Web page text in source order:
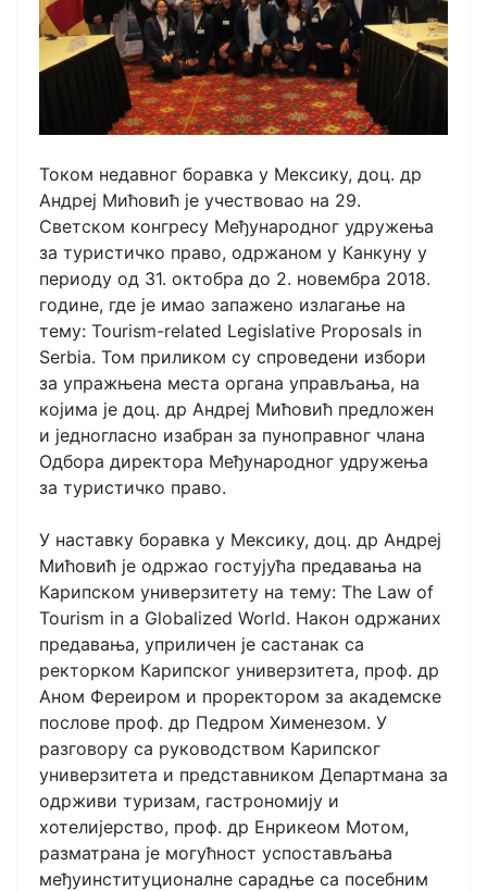
Током недавног боравка у Мексику, доц. др
Андреј Мићовић је учествовао на 29.
Светском конгресу Међународног удружења
за туристичко право, одржаном у Канкуну у
периоду од 31. октобра до 2. новембра 2018.
године, где је имао запажено излагање на
тему: Tourism-related Legislative Proposals in
Serbia. Том приликом су спроведени избори
за упражњена места органа управљања, на
којима је доц. др Андреј Мићовић предложен
и једногласно изабран за пуноправног члана
Одбора директора Међународног удружења
за туристичко право.
У наставку боравка у Мексику, доц. др Андреј
Мићовић је одржао гостујућа предавања на
Карипском универзитету на тему: The Law of
Tourism in a Globalized World. Након одржаних
предавања, уприличен је састанак са
ректорком Карипског универзитета, проф. др
Аном Фереиром и проректором за академске
послове проф. др Педром Хименезом. У
разговору са руководством Карипског
универзитета и представником Департмана за
одрживи туризам, гастрономију и
хотелијерство, проф. др Енрикеом Мотом,
разматрана је могућност успостављања
међуинституционалне сарадње са посебним